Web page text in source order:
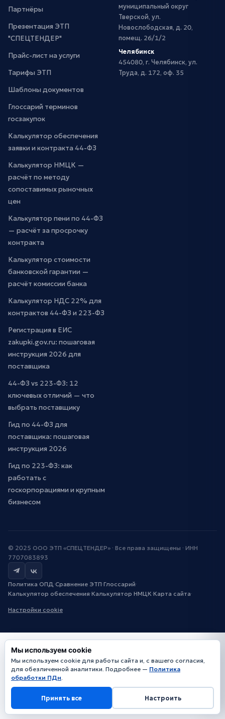
Партнёры
Презентация ЭТП
"СПЕЦТЕНДЕР"
Прайс-лист на услуги
Тарифы ЭТП
Шаблоны документов
Глоссарий терминов
госзакупок
Калькулятор обеспечения
заявки и контракта 44-ФЗ
Калькулятор НМЦК —
расчёт по методу
сопоставимых рыночных
цен
Калькулятор пени по 44-ФЗ
— расчёт за просрочку
контракта
Калькулятор стоимости
банковской гарантии —
расчёт комиссии банка
Калькулятор НДС 22% для
контрактов 44-ФЗ и 223-ФЗ
Регистрация в ЕИС
zakupki.gov.ru: пошаговая
инструкция 2026 для
поставщика
44-ФЗ vs 223-ФЗ: 12
ключевых отличий — что
выбрать поставщику
Гид по 44-ФЗ для
поставщика: пошаговая
инструкция 2026
Гид по 223-ФЗ: как
работать с
госкорпорациями и крупным
бизнесом
муниципальный округ
Тверской, ул.
Новослободская, д. 20,
помещ. 26/1/2
Челябинск
454080, г. Челябинск, ул.
Труда, д. 172, оф. 35
© 2025 ООО ЭТП «СПЕЦТЕНДЕР» · Все права защищены · ИНН
7707083893
Политика ОПД·Сравнение ЭТП·Глоссарий·
Калькулятор обеспечения·Калькулятор НМЦК·Карта сайта·
Настройки cookie
Мы используем cookie
Мы используем cookie для работы сайта и, с вашего согласия,
для обезличенной аналитики. Подробнее — Политика
обработки ПДн.
Принять все Настроить